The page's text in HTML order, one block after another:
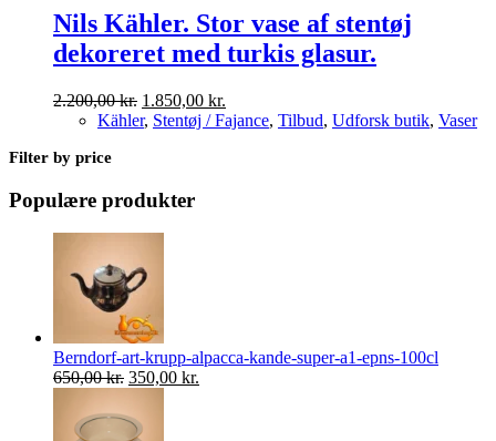
Nils Kähler. Stor vase af stentøj
dekoreret med turkis glasur.
2.200,00kr. Den
oprindelige
1.850,00 kr.
aktuelle
Kähler, Stentøj / Fajance, Tilbud, Udforsk butik, Vaser
Filter by price
Populære produkter
Berndorf-art-krupp-alpacca-kande-super-a1-epns-100cl
650,00kr. Den
pris
var:
350,00 kr.